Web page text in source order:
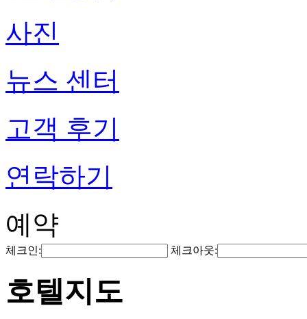
사진
뉴스 센터
고객 후기
연락하기
예약
체크인: 체크아웃:
호텔지도